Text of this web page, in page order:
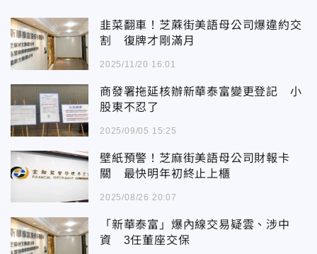
韭菜翻車！芝蔴街美語母公司爆違約交
割 復牌才剛滿月
2025/11/20 16:01
商發署拖延核辦新華泰富變更登記 小
股東不忍了
2025/09/05 15:25
壁紙預警！芝麻街美語母公司財報卡
關 最快明年初終止上櫃
2025/08/26 20:07
「新華泰富」爆內線交易疑雲、涉中
資 3任董座交保